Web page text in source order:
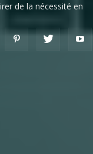
de la nécessité en